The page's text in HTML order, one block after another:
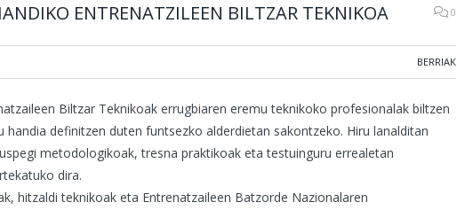
ENTRENATZILEEN BILTZAR TEKNIKOA 0
BERRIAK
Biltzar Teknikoak errugbiaren eremu teknikoko profesionalak biltzen
definitzen duten funtsezko alderdietan sakontzeko. Hiru lanalditan
metodologikoak, tresna praktikoak eta testuinguru errealetan
dira.
hitzaldi teknikoak eta Entrenatzaileen Batzorde Nazionalaren